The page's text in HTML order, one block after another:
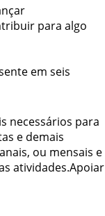
para algo
em seis
necessários para
e demais
ou mensais e
atividades.Apoiar